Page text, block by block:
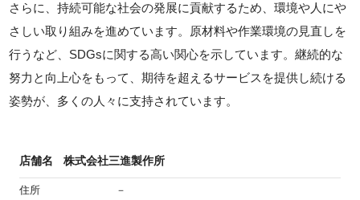
さらに、持続可能な社会の発展に貢献するため、環境や人にや
さしい取り組みを進めています。原材料や作業環境の見直しを
行うなど、SDGsに関する高い関心を示しています。継続的な
努力と向上心をもって、期待を超えるサービスを提供し続ける
姿勢が、多くの人々に支持されています。
店舗名 株式会社三進製作所
住所 －